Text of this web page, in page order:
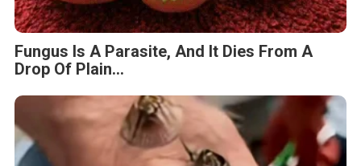
Fungus Is A Parasite, And It Dies From A
Drop Of Plain...